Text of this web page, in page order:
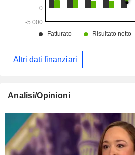
Altri dati finanziari
Analisi/Opinioni